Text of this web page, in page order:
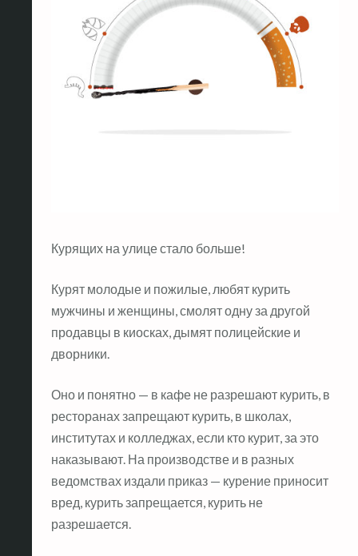
Курящих на улице стало больше!
Курят молодые и пожилые, любят курить
мужчины и женщины, смолят одну за другой
продавцы в киосках, дымят полицейские и
дворники.
Оно и понятно — в кафе не разрешают курить, в
ресторанах запрещают курить, в школах,
институтах и колледжах, если кто курит, за это
наказывают. На производстве и в разных
ведомствах издали приказ — курение приносит
вред, курить запрещается, курить не
разрешается.